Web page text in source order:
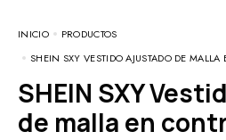
INICIO
PRODUCTOS
SHEIN SXY VESTIDO AJUSTADO DE MALLA
SHEIN SXY Vestido ajustado
de malla en